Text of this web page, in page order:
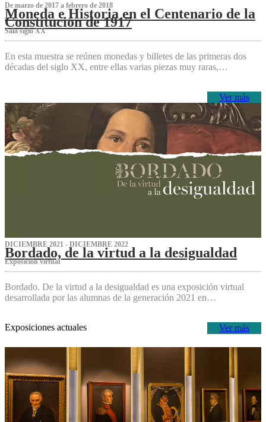
De marzo de 2017 a febrero de 2018
Moneda e Historia en el Centenario de la
Constitución de 1917
Sala siglo XX
En esta muestra se reúnen monedas y billetes de las primeras dos
décadas del siglo XX, entre ellas varias piezas muy raras,…
Ver más
DICIEMBRE 2021 - DICIEMBRE 2022
Bordado, de la virtud a la desigualdad
Exposición virtual‌
Bordado. De la virtud a la desigualdad es una exposición virtual
desarrollada por las alumnas de la generación 2021 en…
Ver más
Exposiciones actuales